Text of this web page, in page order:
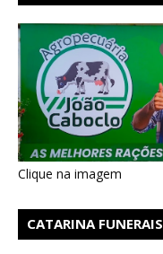
Clique na imagem
CATARINA FUNERAIS